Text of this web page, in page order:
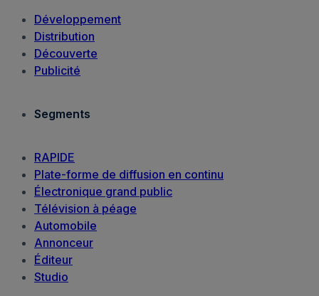
Développement
Distribution
Découverte
Publicité
Segments
RAPIDE
Plate-forme de diffusion en continu
Électronique grand public
Télévision à péage
Automobile
Annonceur
Éditeur
Studio